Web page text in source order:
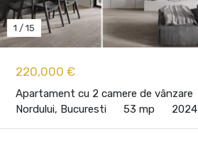
220,000 €
Apartament cu 2 camere de vânzare
Nordului, Bucuresti
53 mp 2024
1 / 15